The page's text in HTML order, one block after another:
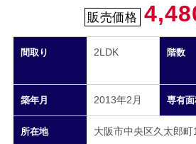
販売価格
間取り 2LDK 階数
築年月 2013年2月 専有面
所在地 大阪市中央区久太郎町